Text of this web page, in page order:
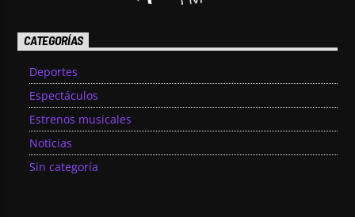
CATEGORÍAS
Deportes
Espectáculos
Estrenos musicales
Noticias
Sin categoría